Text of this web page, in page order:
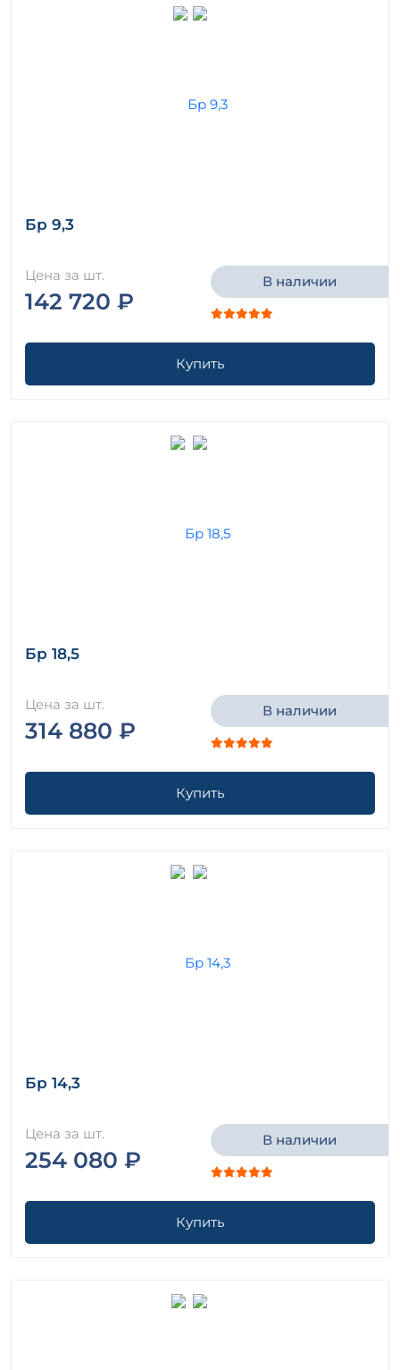
Бр 9,3
Цена за шт.
142 720 ₽
В наличии
Купить
Бр 18,5
Цена за шт.
314 880 ₽
В наличии
Купить
Бр 14,3
Цена за шт.
254 080 ₽
В наличии
Купить